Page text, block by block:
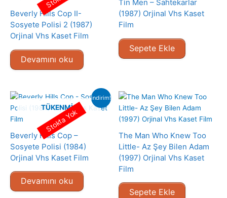
Beverly Hills Cop II-
Sosyete Polisi 2 (1987)
Orjinal Vhs Kaset Film
Devamını oku
Tin Men – Sahtekarlar
(1987) Orjinal Vhs Kaset
Film
Sepete Ekle
indirim!
TÜKENMIŞ
Beverly Hills Cop –
Sosyete Polisi (1984)
Orjinal Vhs Kaset Film
Devamını oku
Stokta Yok
The Man Who Knew Too
Little- Az Şey Bilen Adam
(1997) Orjinal Vhs Kaset
Film
Sepete Ekle